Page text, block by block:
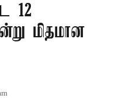
12
மிதமான